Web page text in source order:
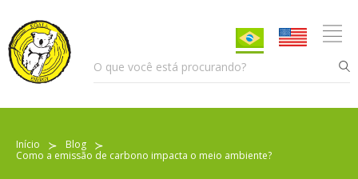
Início ≻ Blog ≻
Como a emissão de carbono impacta o meio ambiente?
Pellet para Aquecimento